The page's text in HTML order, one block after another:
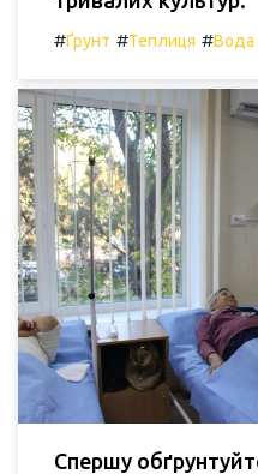
#Ґрунт #Теплиця #Вода
Спершу